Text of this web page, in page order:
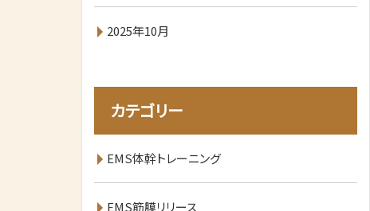
2025年10月
カテゴリー
EMS体幹トレーニング
EMS筋膜リリース